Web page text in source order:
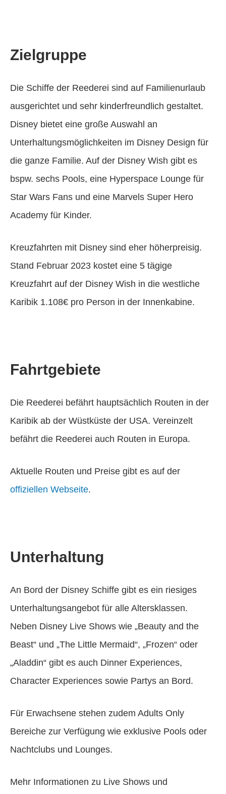
Zielgruppe
Die Schiffe der Reederei sind auf Familienurlaub
ausgerichtet und sehr kinderfreundlich gestaltet.
Disney bietet eine große Auswahl an
Unterhaltungsmöglichkeiten im Disney Design für
die ganze Familie. Auf der Disney Wish gibt es
bspw. sechs Pools, eine Hyperspace Lounge für
Star Wars Fans und eine Marvels Super Hero
Academy für Kinder.
Kreuzfahrten mit Disney sind eher höherpreisig.
Stand Februar 2023 kostet eine 5 tägige
Kreuzfahrt auf der Disney Wish in die westliche
Karibik 1.108€ pro Person in der Innenkabine.
Fahrtgebiete
Die Reederei befährt hauptsächlich Routen in der
Karibik ab der Wüstküste der USA. Vereinzelt
befährt die Reederei auch Routen in Europa.
Aktuelle Routen und Preise gibt es auf der
offiziellen Webseite.
Unterhaltung
An Bord der Disney Schiffe gibt es ein riesiges
Unterhaltungsangebot für alle Altersklassen.
Neben Disney Live Shows wie „Beauty and the
Beast“ und „The Little Mermaid“, „Frozen“ oder
„Aladdin“ gibt es auch Dinner Experiences,
Character Experiences sowie Partys an Bord.
Für Erwachsene stehen zudem Adults Only
Bereiche zur Verfügung wie exklusive Pools oder
Nachtclubs und Lounges.
Mehr Informationen zu Live Shows und